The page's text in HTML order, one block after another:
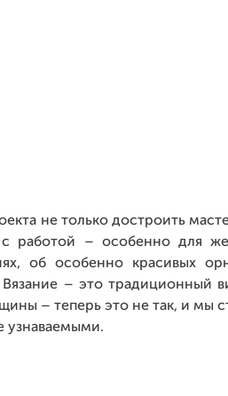
не только достроить
работой – особенно для
об особенно красивых
Вязание – это традиционный
– теперь это не так, и мы
узнаваемыми.